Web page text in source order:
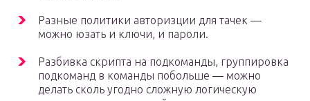
Разные политики авторизции для тачек —
можно юзать и ключи, и пароли.
Разбивка скрипта на подкоманды, группировка
подкоманд в команды побольше — можно
делать сколь угодно сложную логическую